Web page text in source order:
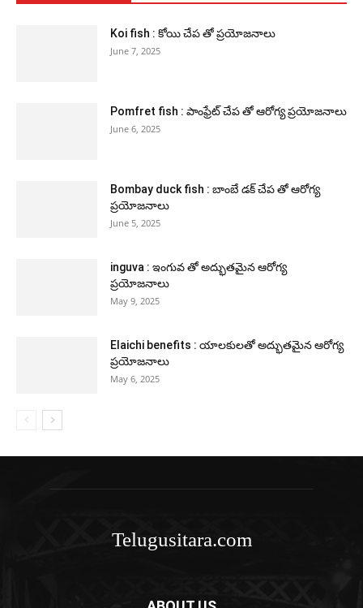
Koi fish : కోయి చేప తో ప్రయోజనాలు
June 7, 2025
Pomfret fish : పాంఫ్రేట్ చేప తో ఆరోగ్య ప్రయోజనాలు
June 6, 2025
Bombay duck fish : బాంబే డక్ చేప తో ఆరోగ్య
ప్రయోజనాలు
June 5, 2025
inguva : ఇంగువ తో అద్భుతమైన ఆరోగ్య
ప్రయోజనాలు
May 9, 2025
Elaichi benefits : యాలకులతో అద్భుతమైన ఆరోగ్య
ప్రయోజనాలు
May 6, 2025
Telugusitara.com